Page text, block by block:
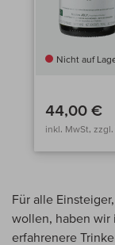
Nicht auf
44,00 €
inkl. MwSt, zzgl.
Für alle
wollen, haben wir
erfahrenere